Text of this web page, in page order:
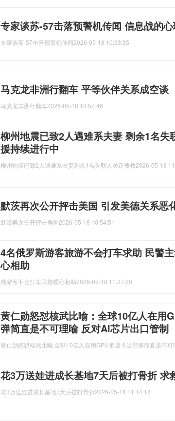
专家谈苏-57击落预警机传闻 信息战的
专家谈苏-57击落预警机传闻2026-05-18 10:33:35
马克龙非洲行翻车 平等伙伴关系成空谈
马克龙非洲行翻车2026-05-18 10:52:46
柳州地震已致2人遇难系夫妻 剩余1名失
援持续进行中
柳州地震已致2人遇难系夫妻剩余1名失联人员正搜救2026-05-18
默茨再次公开抨击美国 引发美德关系恶
默茨再次公开抨击美国2026-05-18 10:54:51
4名俄罗斯游客旅游不会打车求助 民警
心相助
俄游客不会打车民警暖心相助2026-05-18 11:27:20
黄仁勋怒怼核武比喻：全球10亿人在用
弹简直是不可理喻 反对AI芯片出口管制
黄仁勋怒怼核武比喻,全球10亿人在用GPU把显卡当导弹简直是不可
花3万送娃进成长基地7天后被打骨折 求
花3万送娃进成长基地7天后被打骨折2026-05-18 11:14:18